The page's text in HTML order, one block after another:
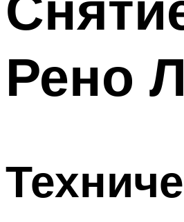
Рено